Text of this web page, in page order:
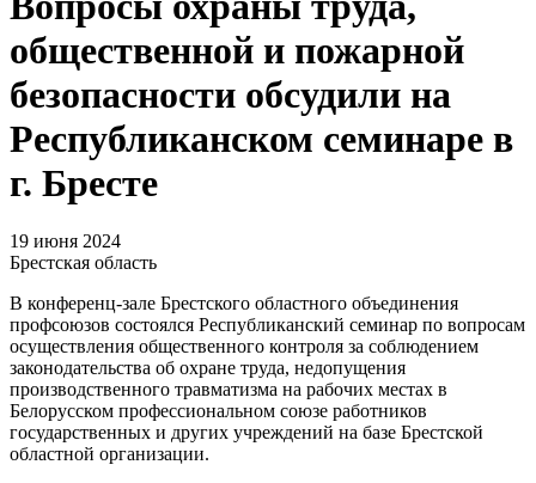
общественной и пожарной
безопасности обсудили на
Республиканском семинаре в
г. Бресте
19 июня 2024
Брестская область
В конференц-зале Брестского областного объединения
профсоюзов состоялся Республиканский семинар по вопросам
осуществления общественного контроля за соблюдением
законодательства об охране труда, недопущения
производственного травматизма на рабочих местах в
Белорусском профессиональном союзе работников
государственных и других учреждений на базе Брестской
областной организации.